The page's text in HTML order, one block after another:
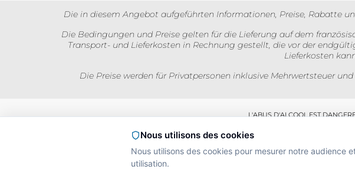
Die in diesem Angebot aufgeführten Informationen, Preise, Rabatte
Die Bedingungen und Preise gelten für die Lieferung auf dem
Transport- und Lieferkosten in Rechnung gestellt, die vor der
Lieferkosten
Die Preise werden für Privatpersonen inklusive Mehrwertsteuer
L'ABUS D'ALCOOL EST
Interdiction de vente de boissons alcooliques
Nous utilisons des cookies
Nous utilisons des cookies pour mesurer notre audience
utilisation.